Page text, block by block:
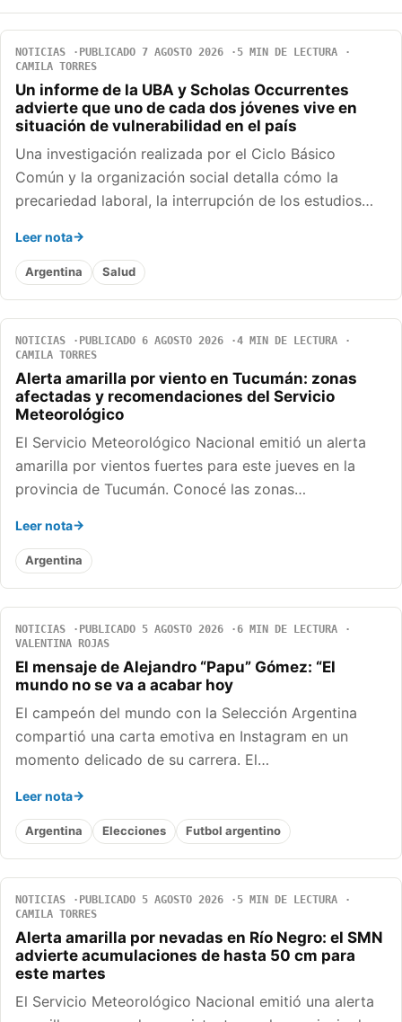
NOTICIAS PUBLICADO 7 AGOSTO 2026
5 MIN DE LECTURA
CAMILA TORRES
Un informe de la UBA y Scholas Occurrentes
advierte que uno de cada dos jóvenes vive en
situación de vulnerabilidad en el país
Una investigación realizada por el Ciclo Básico
Común y la organización social detalla cómo la
precariedad laboral, la interrupción de los estudios…
Leer nota
Argentina Salud
NOTICIAS PUBLICADO 6 AGOSTO 2026
4 MIN DE LECTURA
CAMILA TORRES
Alerta amarilla por viento en Tucumán: zonas
afectadas y recomendaciones del Servicio
Meteorológico
El Servicio Meteorológico Nacional emitió un alerta
amarilla por vientos fuertes para este jueves en la
provincia de Tucumán. Conocé las zonas…
Leer nota
Argentina
NOTICIAS PUBLICADO 5 AGOSTO 2026
6 MIN DE LECTURA
VALENTINA ROJAS
El mensaje de Alejandro “Papu” Gómez: “El
mundo no se va a acabar hoy
El campeón del mundo con la Selección Argentina
compartió una carta emotiva en Instagram en un
momento delicado de su carrera. El…
Leer nota
Argentina Elecciones Futbol argentino
NOTICIAS PUBLICADO 5 AGOSTO 2026
5 MIN DE LECTURA
CAMILA TORRES
Alerta amarilla por nevadas en Río Negro: el SMN
advierte acumulaciones de hasta 50 cm para
este martes
El Servicio Meteorológico Nacional emitió una alerta